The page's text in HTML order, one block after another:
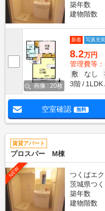
築年数
建物階数
画像 : 20枚
新着 写真充実
8.2万円
管理費等
敷
なし
3階
1LDK
空室確認 無料
賃貸アパート
プロスパー M棟
NEW
つくばエ
茨城県つ
築年数
建物階数